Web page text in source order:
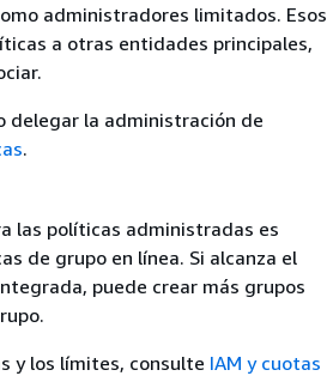
administradores limitados. Esos
a otras entidades principales,
delegar la administración de
.
las políticas administradas es
de grupo en línea. Si alcanza el
puede crear más grupos
y los límites, consulte IAM y cuotas